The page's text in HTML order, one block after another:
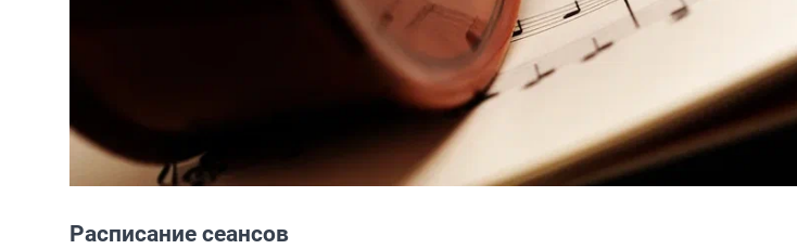
Расписание сеансов